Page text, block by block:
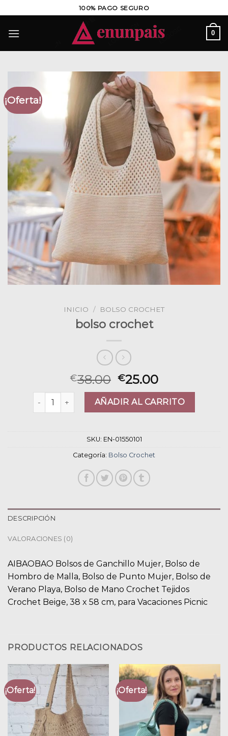
al
contenido
100% PAGO SEGURO
0
¡Oferta!
INICIO / BOLSO CROCHET
bolso crochet
€38.00 €25.00
bolso crochet cantidadAÑADIR AL CARRITO
SKU: EN-01550101
Categoría: Bolso Crochet
DESCRIPCIÓN
VALORACIONES (0)
AIBAOBAO Bolsos de Ganchillo Mujer, Bolso de
Hombro de Malla, Bolso de Punto Mujer, Bolso de
Verano Playa, Bolso de Mano Crochet Tejidos
Crochet Beige, 38 x 58 cm, para Vacaciones Picnic
PRODUCTOS RELACIONADOS
¡Oferta! ¡Oferta!